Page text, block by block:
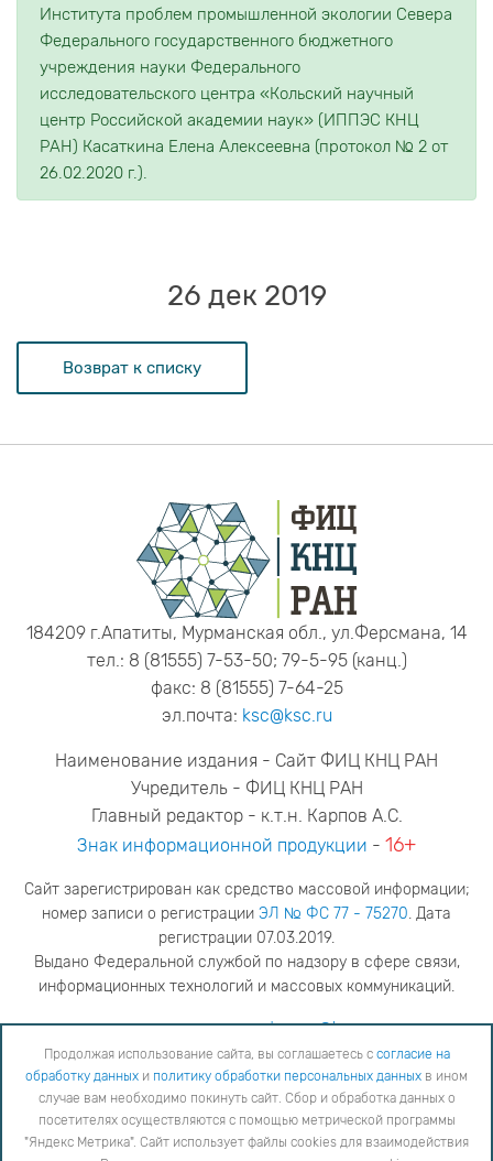
Института проблем промышленной экологии Севера
Федерального государственного бюджетного
учреждения науки Федерального
исследовательского центра «Кольский научный
центр Российской академии наук» (ИППЭС КНЦ
РАН) Касаткина Елена Алексеевна (протокол № 2 от
26.02.2020 г.).
Возврат к списку
26 дек 2019
184209 г.Апатиты, Мурманская обл., ул.Ферсмана, 14
тел.: 8 (81555) 7-53-50; 79-5-95 (канц.)
факс: 8 (81555) 7-64-25
эл.почта: ksc@ksc.ru
Наименование издания - Сайт ФИЦ КНЦ РАН
Учредитель - ФИЦ КНЦ РАН
Главный редактор - к.т.н. Карпов А.С.
Знак информационной продукции - 16+
Сайт зарегистрирован как средство массовой информации;
номер записи о регистрации ЭЛ № ФС 77 - 75270. Дата
регистрации 07.03.2019.
Выдано Федеральной службой по надзору в сфере связи,
информационных технологий и массовых коммуникаций.
адрес редакцииya.stogova@ksc.ru
телефон редакции81555-79-516
Продолжая использование сайта, вы соглашаетесь с согласие на обработку данных
обработки персональных данных
в ином случае вам необходимо покинуть сайт. Сбор и обработка
данных о посетителях осуществляются с помощью метрической программы "Яндекс Метрика".
Сайт использует файлы cookies для взаимодействия с вами. Вы можете согласиться на
использование cookies или заблокировать их использование, изменив настройки вашего интернет-
Продолжая использование сайта, вы соглашаетесь с согласие на
обработку данных и политику обработки персональных данных в ином
случае вам необходимо покинуть сайт. Сбор и обработка данных о
посетителях осуществляются с помощью метрической программы
"Яндекс Метрика". Сайт использует файлы cookies для взаимодействия